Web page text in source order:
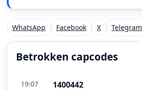
WhatsApp Facebook X Telegram
Betrokken capcodes
19:07 1400442